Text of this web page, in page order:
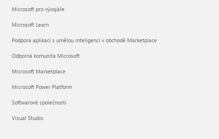
Microsoft pro vývojáře
Microsoft Learn
Podpora aplikací s umělou inteligenci v obchodě Marketplace
Odborná komunita Microsoft
Microsoft Marketplace
Microsoft Power Platform
Softwarové společnosti
Visual Studio